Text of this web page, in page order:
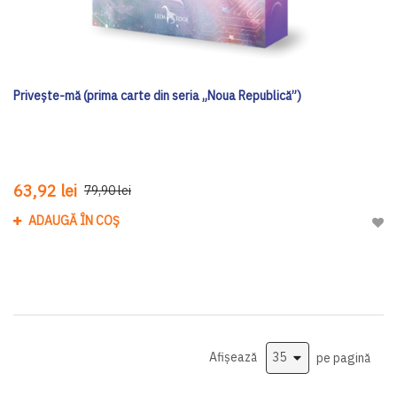
Privește-mă (prima carte din seria „Noua Republică”)
63,92 lei 79,90 lei
ADAUGĂ ÎN COȘ
Afișează pe pagină